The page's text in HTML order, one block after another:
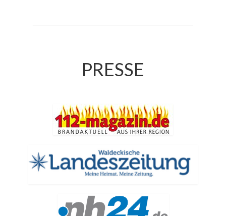
Fahrzeuge & Technik
Stützpunkt
Einsatzfahrzeuge
Einsatzleitwagen ELW 1
Hilfeleistungslöschgruppenfahrzeug HLF
PRESSE